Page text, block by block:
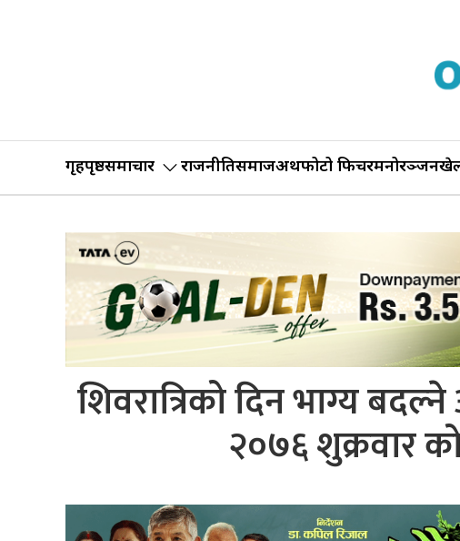
गृहपृष्ठसमाचार राजनीतिसमाजअर्थफोटो फिचरमनोरञ्जन
शिवरात्रिको दिन भाग्य
२०७६ शुक्रवार